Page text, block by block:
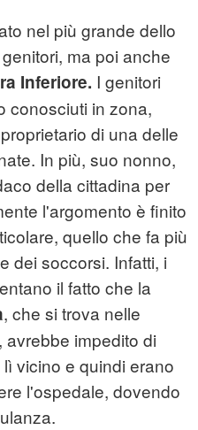
nel più grande dello
ma poi anche
Inferiore. I genitori
conosciuti in zona,
di una delle
In più, suo nonno,
della cittadina per
l'argomento è finito
quello che fa più
dei soccorsi. Infatti, i
il fatto che la
, che si trova nelle
impedito di
vicino e quindi erano
l'ospedale, dovendo